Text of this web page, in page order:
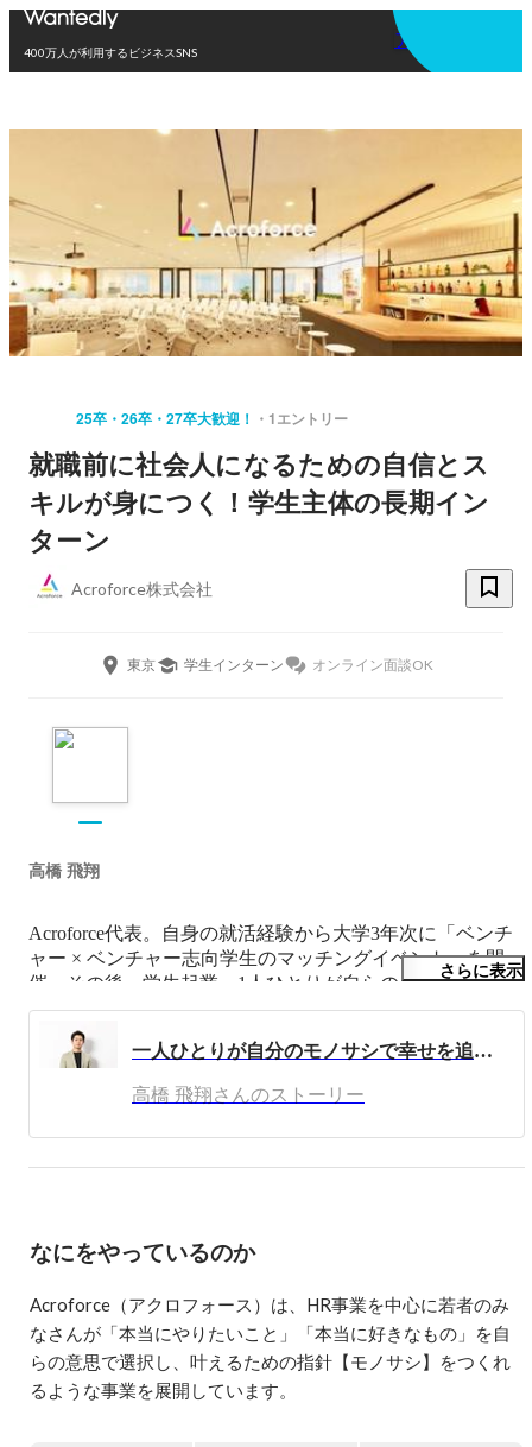
400万人が利用するビジネスSNS
アプリを使う
25卒・26卒・27卒大歓迎！ 1エントリー
就職前に社会人になるための自信とス
キルが身につく！学生主体の長期イン
ターン
Acroforce株式会社
東京 学生インターン オンライン面談OK
高橋 飛翔
Acroforce代表。自身の就活経験から大学3年次に「ベンチ
ャー × ベンチャー志向学生のマッチングイベント」を開
催。その後、学生起業。1人ひとりが自らのモノサシで幸
せを追求出来る社会を目指しています。尊敬出来る仲間と
大義を成すべく、24時間365日、共に熱狂できる仲間を探
しています。
さらに表示
一人ひとりが自分のモノサシで幸せを追求できる社会をつくる。【Acroforce代表取締役CEO 高橋飛翔】
高橋 飛翔さんのストーリー
なにをやっているのか
Acroforce（アクロフォース）は、HR事業を中心に若者のみ
なさんが「本当にやりたいこと」「本当に好きなもの」を自
らの意思で選択し、叶えるための指針【モノサシ】をつくれ
るような事業を展開しています。